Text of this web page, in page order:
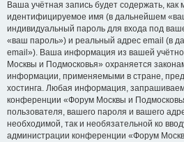
Ваша учётная запись будет содержать,
идентифицируемое имя (в дальнейшем
индивидуальный пароль для входа под
«ваш пароль») и реальный адрес email (в
email»). Ваша информация из вашей
Москвы и Подмосковья» охраняется
информации, применяемыми в стране,
хостинга. Любая информация,
конференции «Форум Москвы и
пользователя, вашего пароля и вашего
необходимой, так и необязательной ко
администрации конференции «Форум